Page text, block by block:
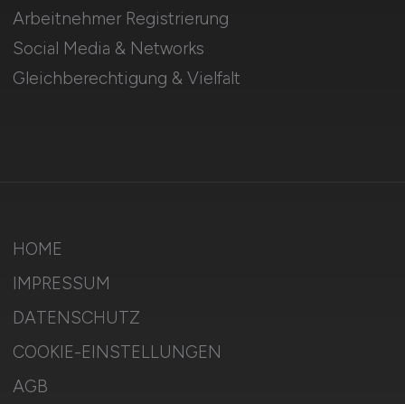
Arbeitnehmer Registrierung
Social Media & Networks
Gleichberechtigung & Vielfalt
HOME
IMPRESSUM
DATENSCHUTZ
COOKIE-EINSTELLUNGEN
AGB